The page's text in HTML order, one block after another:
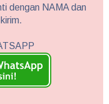
dengan NAMA dan